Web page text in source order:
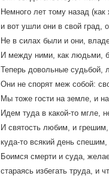
Немного лет тому назад
и вот ушли они в свой град,
Не в силах были и они,
И между ними, как людьми,
Теперь довольные судьбой,
Они не спорят меж собой:
Мы тоже гости на земле, и
Идем туда в какой-то мгле,
И святость любим, и
куда-то всякий день
Боимся смерти и суда,
стараясь избегать труда, и